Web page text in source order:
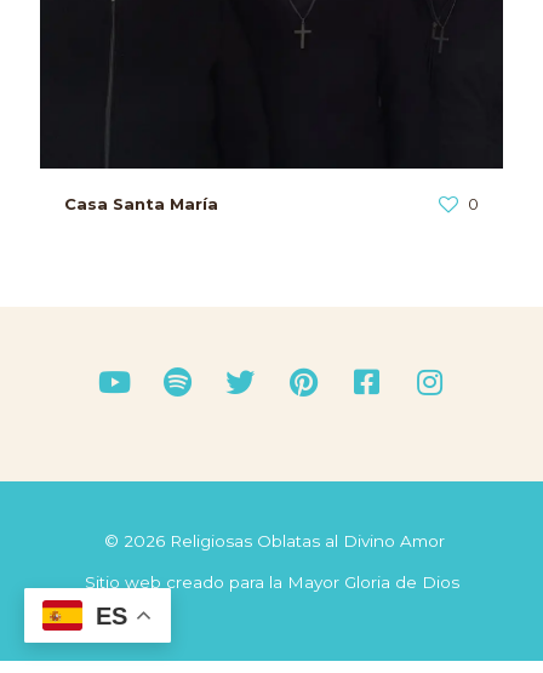
Casa Santa María 0
© 2026 Religiosas Oblatas al Divino Amor
Sitio web creado para la Mayor Gloria de Dios
ES